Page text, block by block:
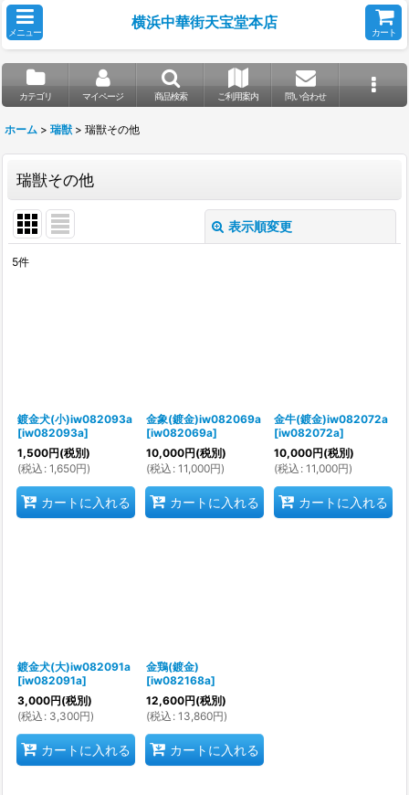
メニュー
横浜中華街天宝堂本店
カート
カテゴリ マイページ 商品検索 ご利用案内 問い合わせ
ホーム > 瑞獣 > 瑞獣その他
瑞獣その他
表示順変更
5件
鍍金犬(小)iw082093a
[iw082093a]
1,500円(税別)
(税込 : 1,650円)
カートに入れる
金象(鍍金)iw082069a
[iw082069a]
10,000円(税別)
(税込 : 11,000円)
カートに入れる
金牛(鍍金)iw082072a
[iw082072a]
10,000円(税別)
(税込 : 11,000円)
カートに入れる
鍍金犬(大)iw082091a
[iw082091a]
3,000円(税別)
(税込 : 3,300円)
カートに入れる
金鶏(鍍金)
[iw082168a]
12,600円(税別)
(税込 : 13,860円)
カートに入れる